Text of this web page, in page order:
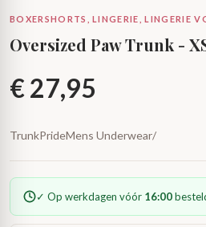
BOXERSHORTS, LINGERIE, LINGERIE
Oversized Paw Trunk -
€27,95
TrunkPrideMens Underwear/
✓ Op werkdagen vóór 16:00